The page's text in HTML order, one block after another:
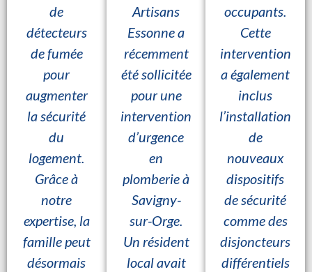
de
détecteurs
de fumée
pour
augmenter
la sécurité
du
logement.
Grâce à
notre
expertise, la
famille peut
désormais
Artisans
Essonne a
récemment
été sollicitée
pour une
intervention
d’urgence
en
plomberie à
Savigny-
sur-Orge.
Un résident
local avait
occupants.
Cette
intervention
a également
inclus
l’installation
de
nouveaux
dispositifs
de sécurité
comme des
disjoncteurs
différentiels